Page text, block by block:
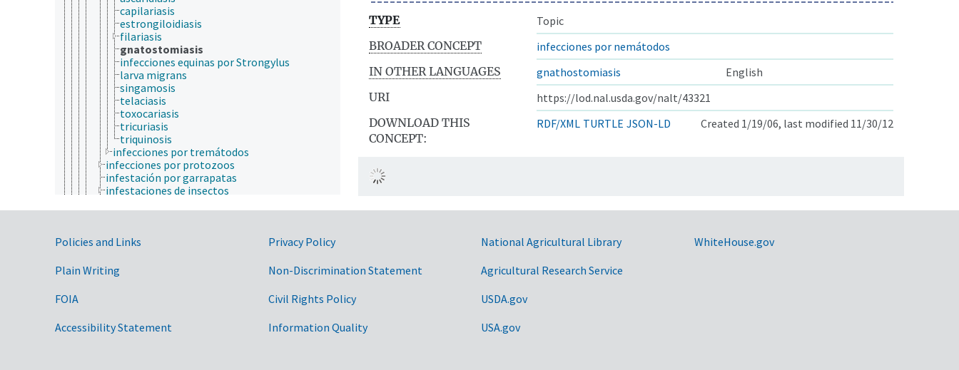
capilariasis
estrongiloidiasis
filariasis
gnatostomiasis
infecciones equinas por Strongylus
larva migrans
singamosis
telaciasis
toxocariasis
tricuriasis
triquinosis
infecciones por tremátodos
infecciones por protozoos
infestación por garrapatas
infestaciones de insectos
neosporosis
sarcocistosis
teileriasis
enfermedades musculoesqueléticas
TYPE
Topic
BROADER CONCEPT
infecciones por nemátodos
IN OTHER LANGUAGES
gnathostomiasis
English
URI
https://lod.nal.usda.gov/nalt/43321
DOWNLOAD THIS
CONCEPT:
RDF/XML TURTLE JSON-LD Created 1/19/06, last modified 11/30/12
Government Links
Policies and Links
Plain Writing
FOIA
Accessibility Statement
Privacy Policy
Non-Discrimination Statement
Civil Rights Policy
Information Quality
National Agricultural Library
Agricultural Research Service
USDA.gov
USA.gov
WhiteHouse.gov